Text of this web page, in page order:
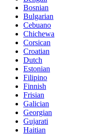
Bosnian
Bulgarian
Cebuano
Chichewa
Corsican
Croatian
Dutch
Estonian
Filipino
Finnish
Frisian
Galician
Georgian
Gujarati
Haitian